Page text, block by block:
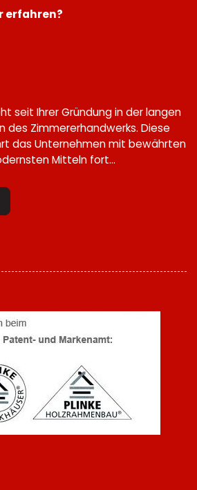
erfahren?
seit Ihrer Gründung in der langen
des Zimmererhandwerks. Diese
das Unternehmen mit bewährten
Mitteln fort...